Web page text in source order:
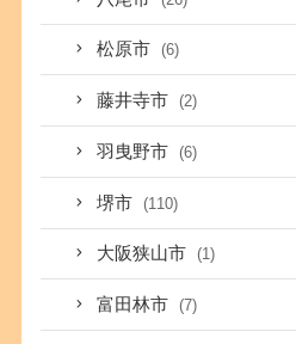
松原市 (6)
藤井寺市 (2)
羽曳野市 (6)
堺市 (110)
大阪狭山市 (1)
富田林市 (7)